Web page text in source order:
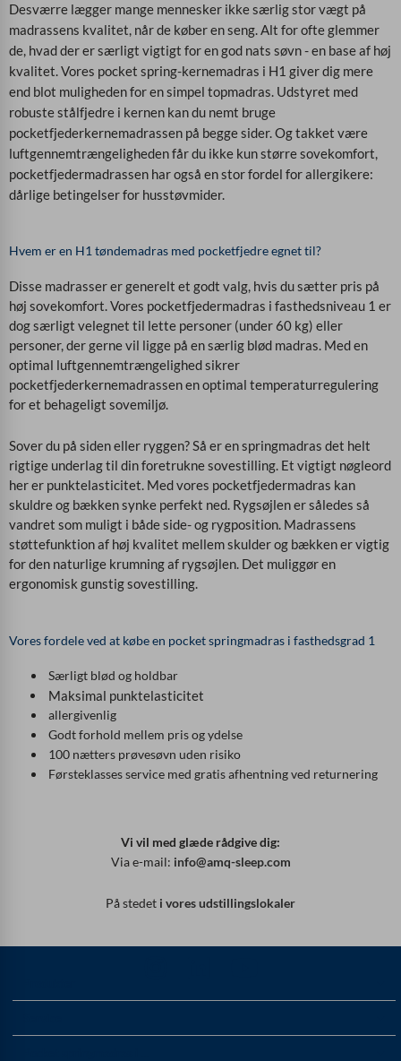
Desværre lægger mange mennesker ikke særlig stor vægt på
madrassens kvalitet, når de køber en seng. Alt for ofte glemmer
de, hvad der er særligt vigtigt for en god nats søvn - en base af høj
kvalitet. Vores pocket spring-kernemadras i H1 giver dig mere
end blot muligheden for en simpel topmadras. Udstyret med
robuste stålfjedre i kernen kan du nemt bruge
pocketfjederkernemadrassen på begge sider. Og takket være
luftgennemtrængeligheden får du ikke kun større sovekomfort,
pocketfjedermadrassen har også en stor fordel for allergikere:
dårlige betingelser for husstøvmider.
Hvem er en H1 tøndemadras med pocketfjedre egnet til?
Disse madrasser er generelt et godt valg, hvis du sætter pris på
høj sovekomfort. Vores pocketfjedermadras i fasthedsniveau 1 er
dog særligt velegnet til lette personer (under 60 kg) eller
personer, der gerne vil ligge på en særlig blød madras. Med en
optimal luftgennemtrængelighed sikrer
pocketfjederkernemadrassen en optimal temperaturregulering
for et behageligt sovemiljø.
Sover du på siden eller ryggen? Så er en springmadras det helt
rigtige underlag til din foretrukne sovestilling. Et vigtigt nøgleord
her er punktelasticitet. Med vores pocketfjedermadras kan
skuldre og bækken synke perfekt ned. Rygsøjlen er således så
vandret som muligt i både side- og rygposition. Madrassens
støttefunktion af høj kvalitet mellem skulder og bækken er vigtig
for den naturlige krumning af rygsøjlen. Det muliggør en
ergonomisk gunstig sovestilling.
Vores fordele ved at købe en pocket springmadras i fasthedsgrad 1
Særligt blød og holdbar
Maksimal punktelasticitet
allergivenlig
Godt forhold mellem pris og ydelse
100 nætters prøvesøvn uden risiko
Førsteklasses service med gratis afhentning ved returnering
Vi vil med glæde rådgive dig:
Via e-mail: info@amq-sleep.com
På stedet i vores udstillingslokaler